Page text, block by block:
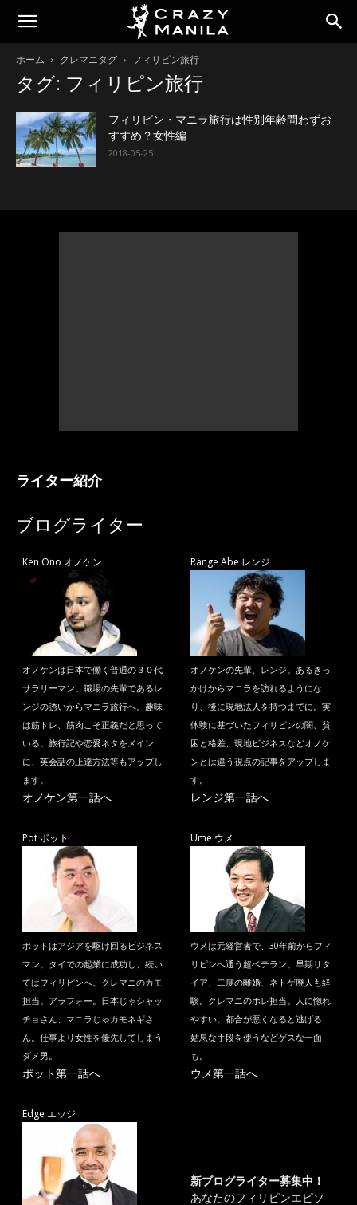
ホーム クレマニタグ フィリピン旅行
タグ: フィリピン旅行
フィリピン・マニラ旅行は性別年齢問わずお
すすめ？女性編
2018-05-25
ライター紹介
ブログライター
Ken Ono オノケン
オノケンは日本で働く普通の３０代
サラリーマン。職場の先輩であるレ
ンジの誘いからマニラ旅行へ。趣味
は筋トレ、筋肉こそ正義だと思って
いる。旅行記や恋愛ネタをメイン
に、英会話の上達方法等もアップし
ます。
オノケン第一話へ
Range Abe レンジ
オノケンの先輩、レンジ。あるきっ
かけからマニラを訪れるようにな
り、後に現地法人を持つまでに。実
体験に基づいたフィリピンの闇、貧
困と格差、現地ビジネスなどオノケ
ンとは違う視点の記事をアップしま
す。
レンジ第一話へ
Pot ポット
ポットはアジアを駆け回るビジネス
マン。タイでの起業に成功し、続い
てはフィリピンへ。クレマニのカモ
担当。アラフォー。日本じゃシャッ
チョさん、マニラじゃカモネギさ
ん。仕事より女性を優先してしまう
ダメ男。
ポット第一話へ
Ume ウメ
ウメは元経営者で、30年前からフィ
リピンへ通う超ベテラン。早期リタ
イア、二度の離婚、ネトゲ廃人も経
験。クレマニのホレ担当。人に惚れ
やすい。都合が悪くなると逃げる、
姑息な手段を使うなどゲスな一面
も。
ウメ第一話へ
Edge エッジ
新ブログライター募集中！
あなたのフィリピンエピソ